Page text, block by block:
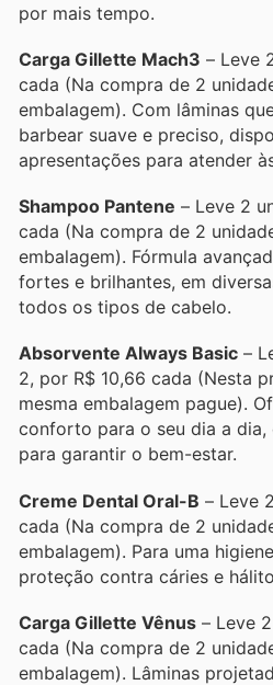
por mais tempo.
Carga Gillette Mach3 – Leve
cada (Na compra de 2
embalagem). Com lâminas
barbear suave e preciso,
apresentações para atender
Shampoo Pantene – Leve 2
cada (Na compra de 2
embalagem). Fórmula
fortes e brilhantes, em
todos os tipos de cabelo.
Absorvente Always Basic –
2, por R$ 10,66 cada (Nesta
mesma embalagem pague).
conforto para o seu dia a
para garantir o bem-estar.
Creme Dental Oral-B – Leve
cada (Na compra de 2
embalagem). Para uma
proteção contra cáries e
Carga Gillette Vênus – Leve
cada (Na compra de 2
embalagem). Lâminas